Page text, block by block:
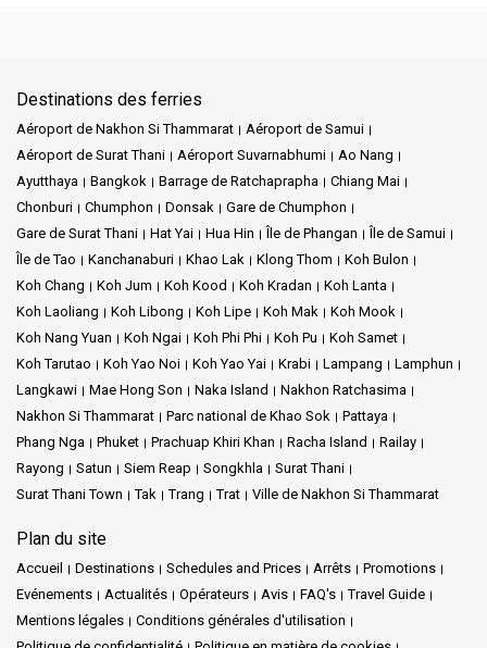
Destinations des ferries
Aéroport de Nakhon Si Thammarat
Aéroport de Samui
Aéroport de Surat Thani
Aéroport Suvarnabhumi
Ao Nang
Ayutthaya
Bangkok Barrage de Ratchaprapha
Chiang Mai
Chonburi
Chumphon Donsak
Gare de Chumphon
Gare de Surat Thani
Hat Yai Hua Hin Île de Phangan
Île de Samui
Île de Tao
Kanchanaburi Khao Lak Klong Thom
Koh Bulon
Koh Chang
Koh Jum Koh Kood Koh Kradan
Koh Lanta
Koh Laoliang
Koh Libong Koh Lipe Koh Mak
Koh Mook
Koh Nang Yuan
Koh Ngai Koh Phi Phi Koh Pu
Koh Samet
Koh Tarutao
Koh Yao Noi Koh Yao Yai Krabi Lampang
Lamphun
Langkawi
Mae Hong Son Naka Island
Nakhon Ratchasima
Nakhon Si Thammarat
Parc national de Khao Sok
Pattaya
Phang Nga
Phuket Prachuap Khiri Khan Racha Island
Railay
Rayong
Satun Siem Reap Songkhla
Surat Thani
Surat Thani Town
Tak Trang Trat Ville de Nakhon Si Thammarat
Plan du site
Accueil Destinations Schedules and Prices Arrêts
Promotions
Evénements
Actualités Opérateurs Avis FAQ's
Travel Guide
Mentions légales
Conditions générales d'utilisation